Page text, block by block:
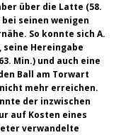
über die Latte (58.
seinen wenigen
So konnte sich A.
Hereingabe
Min.) und auch eine
Ball am Torwart
mehr erreichen.
der inzwischen
auf Kosten eines
verwandelte